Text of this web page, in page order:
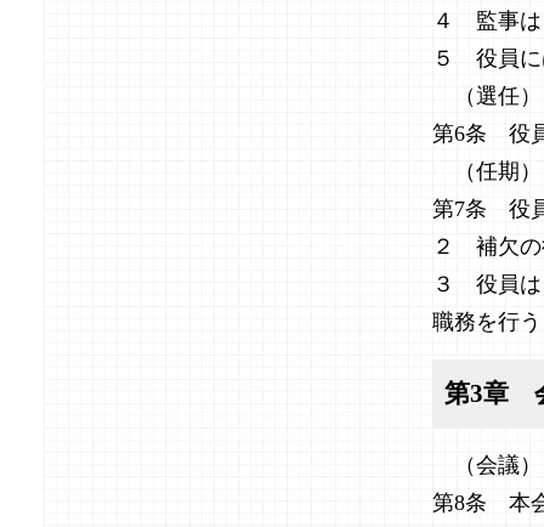
４ 監事は
５ 役員に
（選任）
第6条 役
（任期）
第7条 役
２ 補欠の
３ 役員は
職務を行
第3章
（会議）
第8条 本